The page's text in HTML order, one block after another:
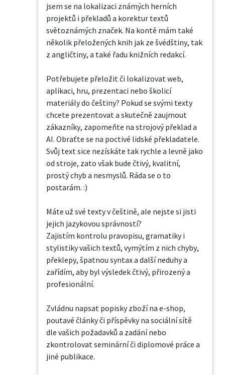
jsem se na lokalizaci známých herních
projektů i překladů a korektur textů
světoznámých značek. Na kontě mám také
několik přeložených knih jak ze švédštiny, tak
z angličtiny, a také řadu knižních redakcí.
Potřebujete přeložit či lokalizovat web,
aplikaci, hru, prezentaci nebo školicí
materiály do češtiny? Pokud se svými texty
chcete prezentovat a skutečně zaujmout
zákazníky, zapomeňte na strojový překlad a
AI. Obraťte se na poctivé lidské překladatele.
Svůj text sice nezískáte tak rychle a levně jako
od stroje, zato však bude čtivý, kvalitní,
prostý chyb a nesmyslů. Ráda se o to
postarám. :)
Máte už své texty v češtině, ale nejste si jisti
jejich jazykovou správností?
Zajistím kontrolu pravopisu, gramatiky i
stylistiky vašich textů, vymýtím z nich chyby,
překlepy, špatnou syntax a další neduhy a
zařídím, aby byl výsledek čtivý, přirozený a
profesionální.
Zvládnu napsat popisky zboží na e-shop,
poutavé články či příspěvky na sociální sítě
dle vašich požadavků a zadání nebo
zkontrolovat seminární či diplomové práce a
jiné publikace.